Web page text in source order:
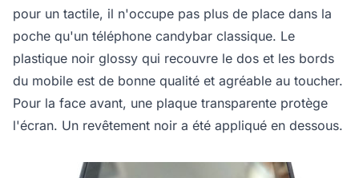
pour un tactile, il n'occupe pas plus de place dans la
poche qu'un téléphone candybar classique. Le
plastique noir glossy qui recouvre le dos et les bords
du mobile est de bonne qualité et agréable au toucher.
Pour la face avant, une plaque transparente protège
l'écran. Un revêtement noir a été appliqué en dessous.